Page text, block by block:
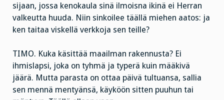
sijaan, jossa kenokaula sinä ilmoisna ikinä ei Herran
valkeutta huuda. Niin sinkoilee täällä miehen aatos: ja
ken taitaa viskellä verkkoja sen teille?
TIMO. Kuka käsittää maailman rakennusta? Ei
ihmislapsi, joka on tyhmä ja typerä kuin määkivä
jäärä. Mutta parasta on ottaa päivä tultuansa, sallia
sen mennä mentyänsä, käyköön sitten puuhun tai